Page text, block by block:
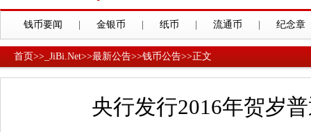
钱币要闻 金银币 纸币 流通币 纪念章
首页>> _JiBi.Net>>最新公告>>钱币公告>>正文
央行发行2016年贺岁